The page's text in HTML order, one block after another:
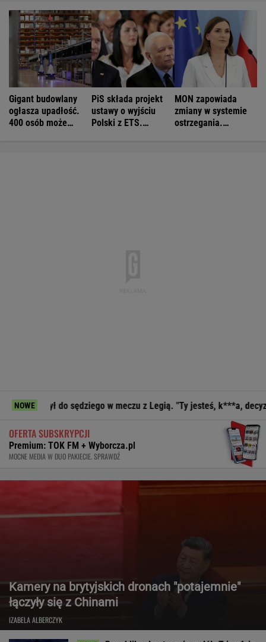
Gigant budowlany
ogłasza upadłość.
400 osób może
PiS składa projekt
ustawy o wyjściu
Polski z ETS.
MON zapowiada
zmiany w systemie
ostrzegania.
NOWE
do sędziego w meczu z Legią. "Ty jesteś, k***a, decyzyjny"
OFERTA SUBSKRYPCJI
Premium: TOK FM + Wyborcza.pl
MOCNE MEDIA W DUO PAKIECIE. SPRAWDŹ
Kamery na brytyjskich dronach "potajemnie"
łączyły się z Chinami
IZABELA ALBERCZYK